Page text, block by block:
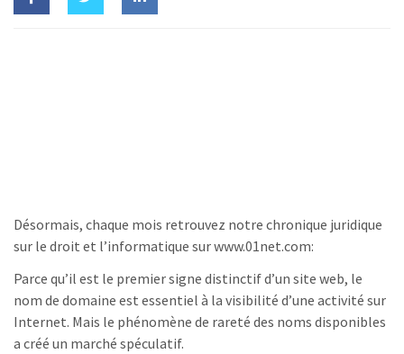
Désormais, chaque mois retrouvez notre chronique juridique
sur le droit et l’informatique sur www.01net.com:
Parce qu’il est le premier signe distinctif d’un site web, le
nom de domaine est essentiel à la visibilité d’une activité sur
Internet. Mais le phénomène de rareté des noms disponibles
a créé un marché spéculatif.